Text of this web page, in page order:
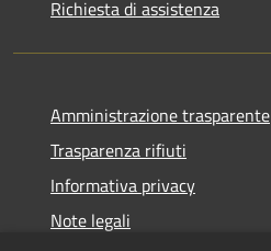
Richiesta di assistenza
Amministrazione trasparente
Trasparenza rifiuti
Informativa privacy
Note legali